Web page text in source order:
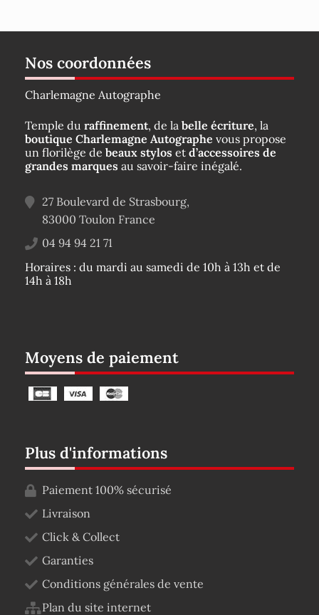
Nos coordonnées
Charlemagne Autographe
Temple du raffinement, de la belle écriture, la
boutique Charlemagne Autographe vous propose
un florilège de beaux stylos et d’accessoires de
grandes marques au savoir-faire inégalé.
27 Boulevard de Strasbourg,
83000 Toulon France
04 94 94 21 71
Horaires : du mardi au samedi de 10h à 13h et de
14h à 18h
Moyens de paiement
Plus d'informations
Paiement 100% sécurisé
Livraison
Click & Collect
Garanties
Conditions générales de vente
Plan du site internet